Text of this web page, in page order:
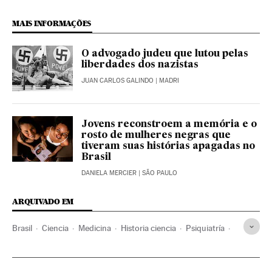
MAIS INFORMAÇÕES
O advogado judeu que lutou pelas
liberdades dos nazistas
JUAN CARLOS GALINDO | MADRI
Jovens reconstroem a memória e o
rosto de mulheres negras que
tiveram suas histórias apagadas no
Brasil
DANIELA MERCIER | SÃO PAULO
ARQUIVADO EM
Brasil Ciencia Medicina Historia ciencia Psiquiatría